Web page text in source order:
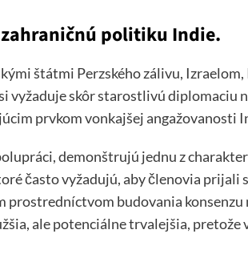
politiku Indie.
štátmi Perzského zálivu,
vyžaduje skôr starostlivú diplomaciu
prvkom vonkajšej angažovanosti
demonštrujú jednu z
často vyžadujú, aby členovia prijali
budovania konsenzu
ale potenciálne trvalejšia, pretože